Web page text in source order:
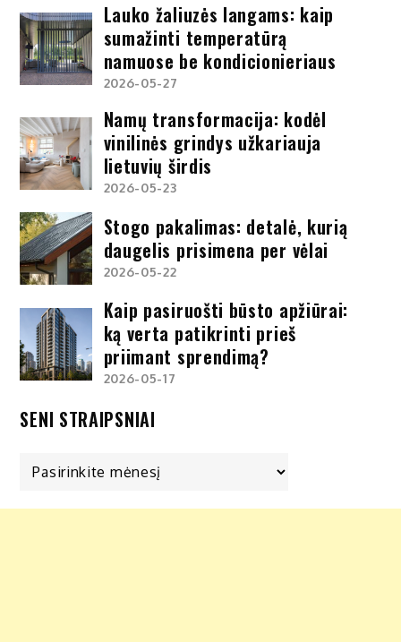
Lauko žaliuzės langams: kaip
sumažinti temperatūrą
namuose be kondicionieriaus
2026-05-27
Namų transformacija: kodėl
vinilinės grindys užkariauja
lietuvių širdis
2026-05-23
Stogo pakalimas: detalė, kurią
daugelis prisimena per vėlai
2026-05-22
Kaip pasiruošti būsto apžiūrai:
ką verta patikrinti prieš
priimant sprendimą?
2026-05-17
SENI STRAIPSNIAI